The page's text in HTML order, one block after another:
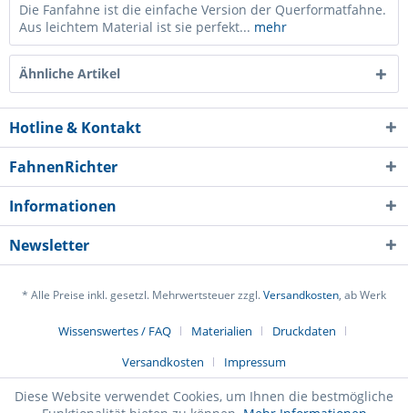
verstanden und stimme zu. *
Mit * gekennzeichnete Felder sind Pflichtfelder.
Senden
Die Fanfahne ist die einfache Version der Querformatfahne.
Aus leichtem Material ist sie perfekt... mehr
Ähnliche Artikel
Hotline & Kontakt
FahnenRichter
Informationen
Newsletter
* Alle Preise inkl. gesetzl. Mehrwertsteuer zzgl.Versandkosten, ab Werk
Wissenswertes / FAQ Materialien
Druckdaten
Versandkosten
Impressum
Diese Website verwendet Cookies, um Ihnen die bestmögliche